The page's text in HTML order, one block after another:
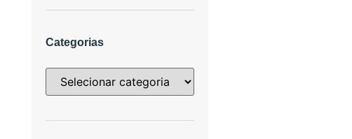
Categorias